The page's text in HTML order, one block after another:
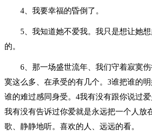
4、我要幸福的昏倒了。
5、我知道她不爱我。我只是想让她
的。
6、那一场盛世流年、我们守着寂寞
寞这么多、在承受的有几个。3谁把谁的
谁的难过感同身受。4我有没有跟你说过爱
我有没有告诉过你爱就是永远把一个人放
歌、静静地听。喜欢的人、远远的看。